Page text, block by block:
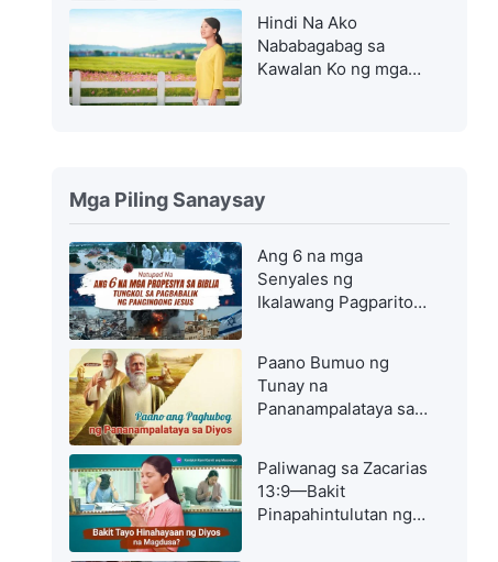
Hindi Na Ako
Nababagabag sa
Kawalan Ko ng mga
Mga Piling Sanaysay
Ang 6 na mga
Senyales ng
Ikalawang Pagparito
sa Pagsalubong sa
Panginoon
Paano Bumuo ng
Tunay na
Pananampalataya sa
Paliwanag sa Zacarias
13:9—Bakit
Pinapahintulutan ng